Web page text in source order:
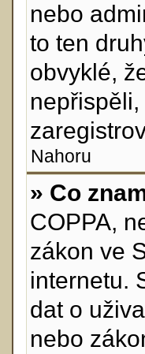
nebo
to ten
obvyklé,
Nahoru
» Co
COPPA,
zákon ve
internetu.
dat o
nebo